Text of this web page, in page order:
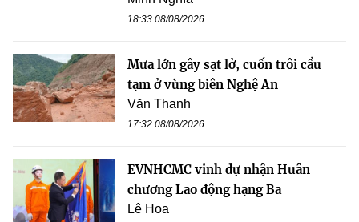
18:33 08/08/2026
Mưa lớn gây sạt lở, cuốn trôi cầu
tạm ở vùng biên Nghệ An
Văn Thanh
17:32 08/08/2026
EVNHCMC vinh dự nhận Huân
chương Lao động hạng Ba
Lê Hoa